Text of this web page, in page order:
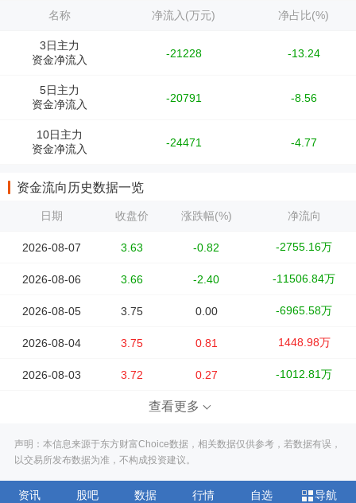
名称 净流入(万元) 净占比(%)
3日主力
资金净流入
-21228 -13.24
5日主力
资金净流入
-20791 -8.56
10日主力
资金净流入
-24471 -4.77
资金流向历史数据一览
日期 收盘价 涨跌幅(%) 净流向
2026-08-07 3.63 -0.82 -2755.16万
2026-08-06 3.66 -2.40 -11506.84万
2026-08-05 3.75 0.00 -6965.58万
2026-08-04 3.75 0.81 1448.98万
2026-08-03 3.72 0.27 -1012.81万
查看更多
声明：本信息来源于东方财富Choice数据，相关数据仅供参考，若数据有误，
以交易所发布数据为准，不构成投资建议。
资讯 股吧 数据 行情 自选 导航